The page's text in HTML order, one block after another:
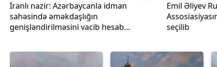
İranlı nazir: Azərbaycanla idman
sahəsində əməkdaşlığın
genişləndirilməsini vacib hesab
Emil Əliyev
seçilib